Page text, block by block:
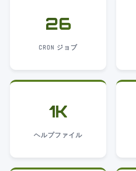
26
CRON ジョブ
1K
ヘルプファイル